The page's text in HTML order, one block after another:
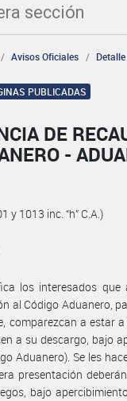
sección
Avisos Oficiales Detalle
PUBLICADAS
DE
-
y 1013 inc. “h” C.A.)
los interesados
al Código Aduanero,
comparezcan a estar
a su descargo, bajo
Aduanero). Se les
presentación
bajo